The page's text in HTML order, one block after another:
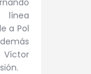
línea
a Pol
Víctor